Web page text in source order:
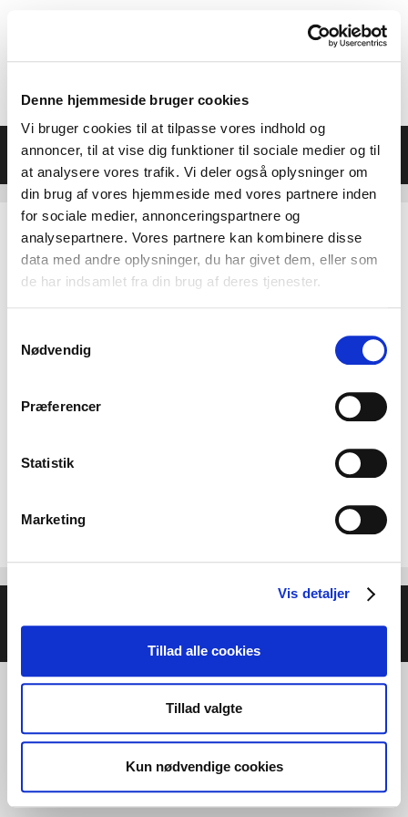
Denne hjemmeside bruger cookies
Vi bruger cookies til at tilpasse vores indhold og
annoncer, til at vise dig funktioner til sociale medier og til
at analysere vores trafik. Vi deler også oplysninger om
din brug af vores hjemmeside med vores partnere inden
for sociale medier, annonceringspartnere og
analysepartnere. Vores partnere kan kombinere disse
data med andre oplysninger, du har givet dem, eller som
de har indsamlet fra din brug af deres tjenester.
Nødvendig
Præferencer
Statistik
Marketing
Vis detaljer
Tillad alle cookies
Tillad valgte
Kun nødvendige cookies
indhold
Menu